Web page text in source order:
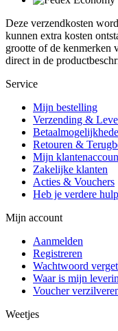
Deze verzendkosten
kunnen extra kosten
grootte of de kenmerken
direct in de
Service
Mijn bestelling
Verzending &
Retouren &
Mijn
Zakelijke klanten
Acties & Vouchers
Heb je verdere
Mijn account
Aanmelden
Registreren
Wachtwoord
Waar is mijn
Voucher
Weetjes